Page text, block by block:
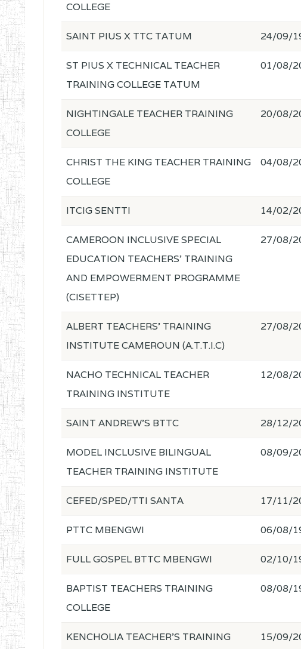
COLLEGE
SAINT PIUS X TTC TATUM 24/09/
ST PIUS X TECHNICAL TEACHER
TRAINING COLLEGE TATUM
01/08/
NIGHTINGALE TEACHER TRAINING
COLLEGE
20/08/
CHRIST THE KING TEACHER TRAINING
COLLEGE
04/08/
ITCIG SENTTI 14/02/
CAMEROON INCLUSIVE SPECIAL
EDUCATION TEACHERS' TRAINING
AND EMPOWERMENT PROGRAMME
(CISETTEP)
27/08/
ALBERT TEACHERS' TRAINING
INSTITUTE CAMEROUN (A.T.T.I.C)
27/08/
NACHO TECHNICAL TEACHER
TRAINING INSTITUTE
12/08/
SAINT ANDREW'S BTTC 28/12/
MODEL INCLUSIVE BILINGUAL
TEACHER TRAINING INSTITUTE
08/09/
CEFED/SPED/TTI SANTA 17/11/
PTTC MBENGWI 06/08/
FULL GOSPEL BTTC MBENGWI 02/10/
BAPTIST TEACHERS TRAINING
COLLEGE
08/08/
KENCHOLIA TEACHER'S TRAINING
15/09/